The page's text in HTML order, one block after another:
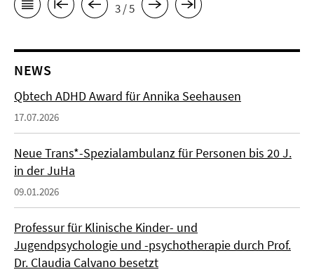
3 / 5
NEWS
Qbtech ADHD Award für Annika Seehausen
17.07.2026
Neue Trans*-Spezialambulanz für Personen bis 20 J.
in der JuHa
09.01.2026
Professur für Klinische Kinder- und
Jugendpsychologie und -psychotherapie durch Prof.
Dr. Claudia Calvano besetzt